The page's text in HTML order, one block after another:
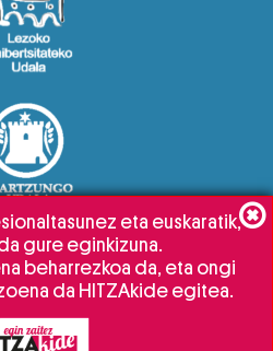
eta euskaratik,
gure eginkizuna.
beharrezkoa da, eta ongi
da HITZAkide egitea.